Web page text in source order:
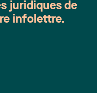
juridiques de
infolettre.